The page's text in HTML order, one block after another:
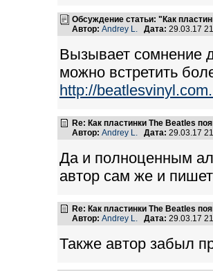
Обсуждение статьи: "Как
Автор: Andrey L. Дата: 29.03.17
Вызывает сомнение
можно встретить
http://
Re: Как пластинки The Beatles
Автор: Andrey L. Дата: 29.03.17
Да и полноценным
автор сам же и
Re: Как пластинки The Beatles
Автор: Andrey L. Дата: 29.03.17
Также автор забыл